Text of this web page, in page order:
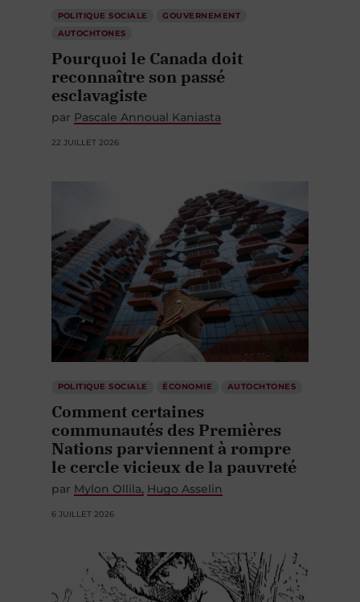
POLITIQUE SOCIALE
GOUVERNEMENT
AUTOCHTONES
Pourquoi le Canada doit
reconnaître son passé
esclavagiste
par Pascale Annoual Kaniasta
22 JUILLET 2026
POLITIQUE SOCIALE ÉCONOMIE AUTOCHTONES
Comment certaines
communautés des Premières
Nations parviennent à rompre
le cercle vicieux de la pauvreté
par Mylon Ollila Hugo Asselin
6 JUILLET 2026